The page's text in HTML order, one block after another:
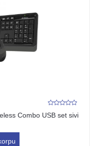
Combo USB set sivi